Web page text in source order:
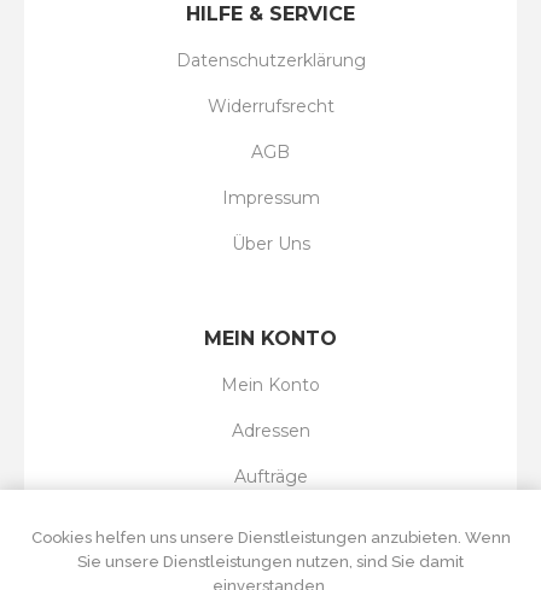
HILFE & SERVICE
Datenschutzerklärung
Widerrufsrecht
AGB
Impressum
Über Uns
MEIN KONTO
Mein Konto
Adressen
Aufträge
Cookies helfen uns unsere Dienstleistungen anzubieten. Wenn
Sie unsere Dienstleistungen nutzen, sind Sie damit
einverstanden.